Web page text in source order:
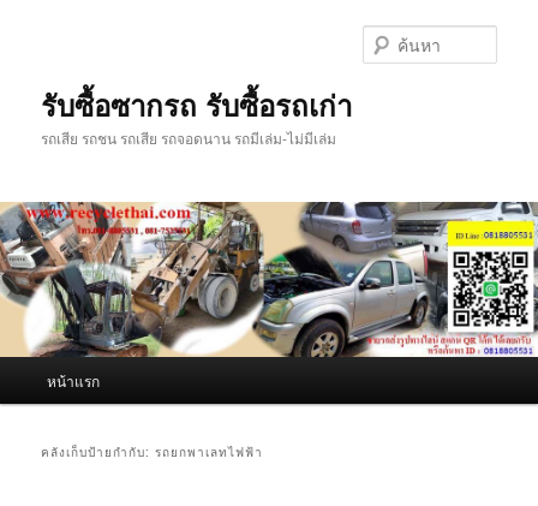
รับซื้อซากรถ รับซื้อรถเก่า
รถเสีย รถชน รถเสีย รถจอดนาน รถมีเล่ม-ไม่มีเล่ม
หน้าแรก
คลังเก็บป้ายกำกับ:รถยกพาเลทไฟฟ้า